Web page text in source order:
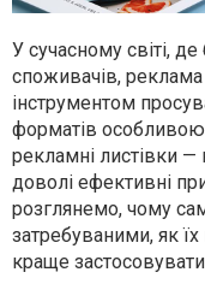
У сучасному світі, де
споживачів,
інструментом
форматів
рекламні листівки —
доволі ефективні
розглянемо, чому
затребуваними, як
краще